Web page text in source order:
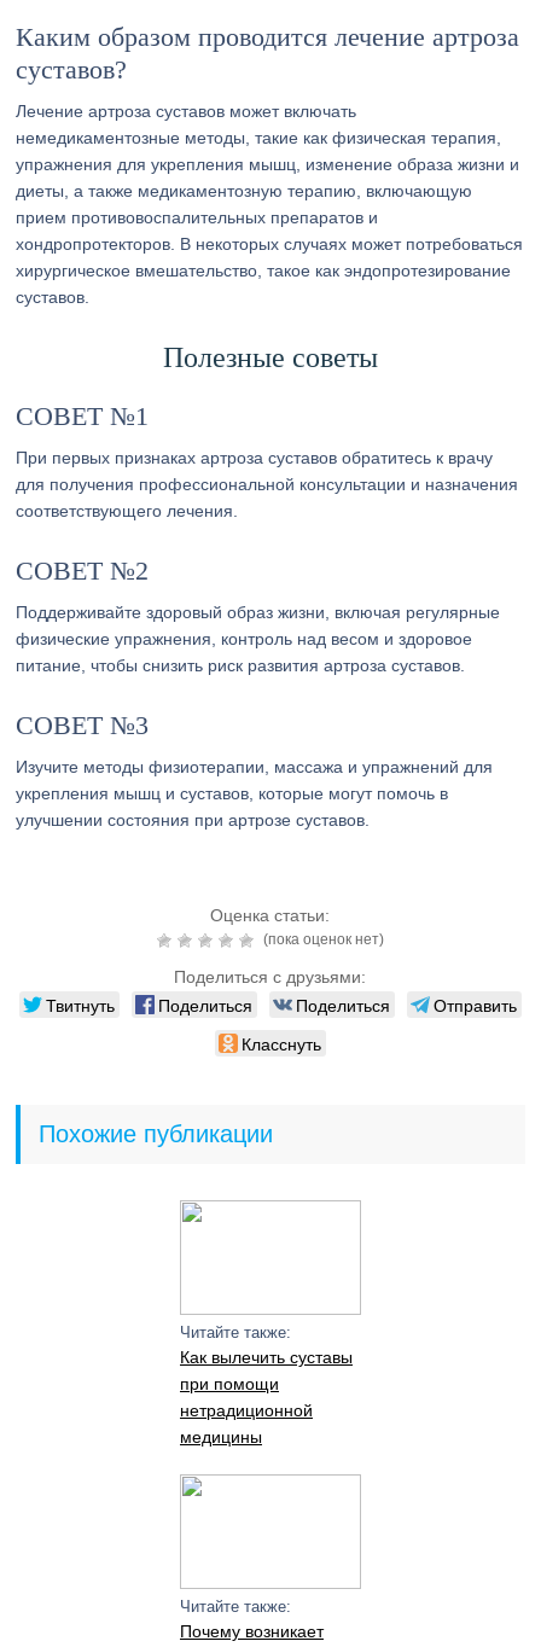
Каким образом проводится лечение артроза
суставов?
Лечение артроза суставов может включать
немедикаментозные методы, такие как физическая терапия,
упражнения для укрепления мышц, изменение образа жизни и
диеты, а также медикаментозную терапию, включающую
прием противовоспалительных препаратов и
хондропротекторов. В некоторых случаях может потребоваться
хирургическое вмешательство, такое как эндопротезирование
суставов.
Полезные советы
СОВЕТ №1
При первых признаках артроза суставов обратитесь к врачу
для получения профессиональной консультации и назначения
соответствующего лечения.
СОВЕТ №2
Поддерживайте здоровый образ жизни, включая регулярные
физические упражнения, контроль над весом и здоровое
питание, чтобы снизить риск развития артроза суставов.
СОВЕТ №3
Изучите методы физиотерапии, массажа и упражнений для
укрепления мышц и суставов, которые могут помочь в
улучшении состояния при артрозе суставов.
Оценка статьи:
(пока оценок нет)
Поделиться с друзьями:
Твитнуть Поделиться Поделиться
Отправить
Класснуть
Похожие публикации
Читайте также:
Как вылечить суставы
при помощи
нетрадиционной
медицины
Читайте также:
Почему возникает